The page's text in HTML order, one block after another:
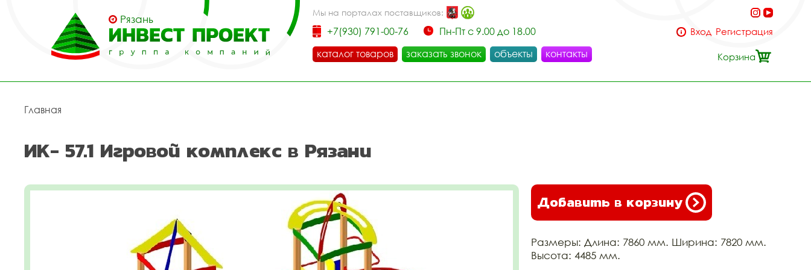
Рязань
Мы на порталах поставщиков:
+7(930) 791-00-76
Пн-Пт с 9.00 до 18.00
каталог товаров
заказать звонок объекты контакты
Вход Регистрация
Корзина
Главная
ИК- 57.1 Игровой комплекс в Рязани
Добавить в корзину
Размеры: Длина: 7860 мм. Ширина: 7820 мм.
Высота: 4485 мм.